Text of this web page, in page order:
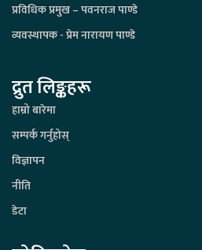
प्रविधिक प्रमुख – पवनराज पाण्डे
व्यवस्थापक - प्रेम नारायण पाण्डे
द्रुत लिङ्कहरू
हाम्रो बारेमा
सम्पर्क गर्नुहोस्
विज्ञापन
नीति
डेटा